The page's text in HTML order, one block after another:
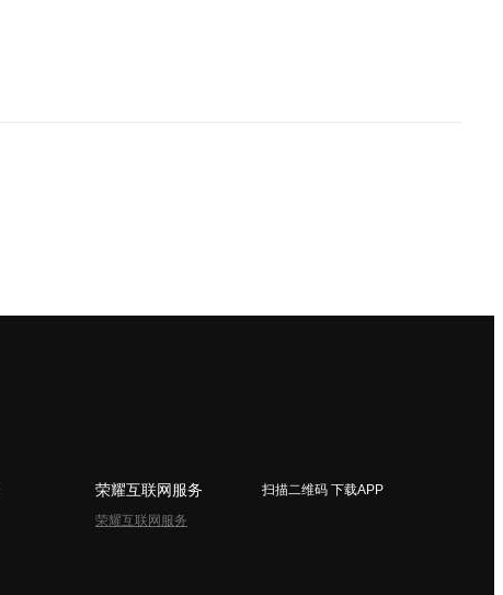
荣耀互联网服务
荣耀互联网服务
扫描二维码 下载APP